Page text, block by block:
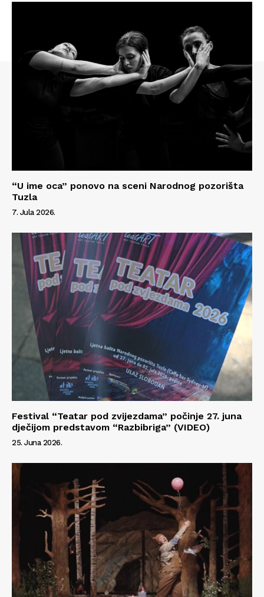
“U ime oca” ponovo na sceni Narodnog pozorišta
Tuzla
7. Jula 2026.
Festival “Teatar pod zvijezdama” počinje 27. juna
dječijom predstavom “Razbibriga” (VIDEO)
25. Juna 2026.